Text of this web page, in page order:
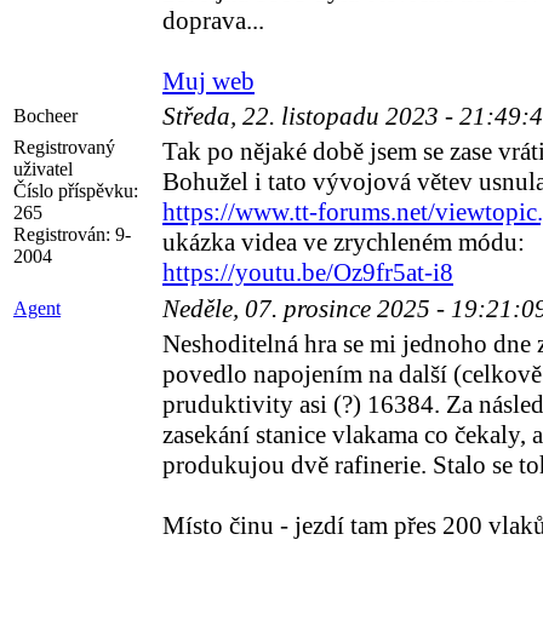
doprava...
Muj web
Bocheer Středa, 22. listopadu 2023 -
Registrovaný
uživatel
Číslo příspěvku:
265
Registrován: 9-
2004
Tak po nějaké době jsem se zase
Bohužel i tato vývojová větev
https://www.tt-forums.net/
ukázka videa ve zrychleném módu:
https://youtu.be/Oz9fr5at-i8
Agent Neděle, 07. prosince 2025 -
Neshoditelná hra se mi jednoho
povedlo napojením na další
pruduktivity asi (?) 16384. Za
zasekání stanice vlakama co čekaly,
produkujou dvě rafinerie. Stalo se
Místo činu - jezdí tam přes 200